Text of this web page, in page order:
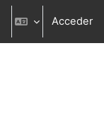
de búsqueda
Acceder